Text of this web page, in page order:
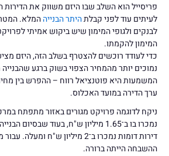
פריסייל הוא השלב שבו היזם משווק את הדירות
לעיתים עוד לפני קבלתהיתר הבנייההמלא.
לבנקים ולגופי המימון שיש ביקוש אמיתי
המימון להקמתו.
כדי לעודד רוכשים להצטרף בשלב הזה, היזם
נמוכים יותר מהמחיר הצפוי בשוק ברגע
המשמעות היא פוטנציאל רווח – ההפרש בין
ערך הדירה במועד האכלוס.
ניקח לדוגמה פרויקט מגורים באזור מתפתח
נמכרו בו ב־1.65 מיליון ש"ח, בעוד
דירות דומות נמכרו ב־2 מיליון ש"ח
ההשבחה הייתה ברורה.